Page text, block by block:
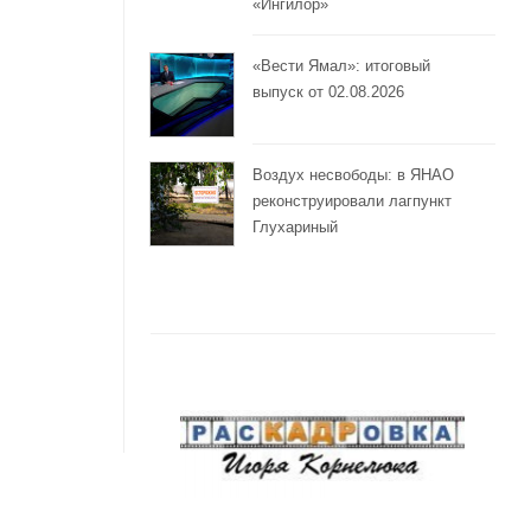
«Ингилор»
«Вести Ямал»: итоговый
выпуск от 02.08.2026
Воздух несвободы: в ЯНАО
реконструировали лагпункт
Глухариный